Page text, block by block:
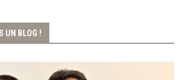
UN BLOG !